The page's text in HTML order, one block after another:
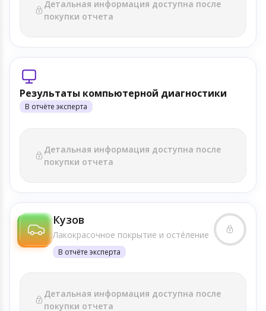
Детальная информация доступна после
покупки отчета
Результаты компьютерной диагностики
В отчёте эксперта
Детальная информация доступна после
покупки отчета
Кузов
Лакокрасочное покрытие и осте́ление
В отчёте эксперта
Детальная информация доступна после
покупки отчета